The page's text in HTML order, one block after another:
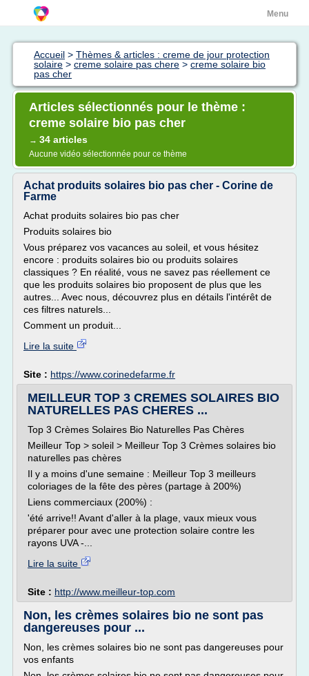
Menu
Accueil > Thèmes & articles : creme de jour protection
solaire > creme solaire pas chere > creme solaire bio
pas cher
Articles sélectionnés pour le thème :
creme solaire bio pas cher
→ 34 articles
Aucune vidéo sélectionnée pour ce thème
Achat produits solaires bio pas cher - Corine de
Farme
Achat produits solaires bio pas cher
Produits solaires bio
Vous préparez vos vacances au soleil, et vous hésitez
encore : produits solaires bio ou produits solaires
classiques ? En réalité, vous ne savez pas réellement ce
que les produits solaires bio proposent de plus que les
autres... Avec nous, découvrez plus en détails l'intérêt de
ces filtres naturels...
Comment un produit...
Lire la suite
Site : https://www.corinedefarme.fr
MEILLEUR TOP 3 CREMES SOLAIRES BIO
NATURELLES PAS CHERES ...
Top 3 Crèmes Solaires Bio Naturelles Pas Chères
Meilleur Top > soleil > Meilleur Top 3 Crèmes solaires bio
naturelles pas chères
Il y a moins d'une semaine : Meilleur Top 3 meilleurs
coloriages de la fête des pères (partage à 200%)
Liens commerciaux (200%) :
'été arrive!! Avant d'aller à la plage, vaux mieux vous
préparer pour avec une protection solaire contre les
rayons UVA -...
Lire la suite
Site : http://www.meilleur-top.com
Non, les crèmes solaires bio ne sont pas
dangereuses pour ...
Non, les crèmes solaires bio ne sont pas dangereuses pour
vos enfants